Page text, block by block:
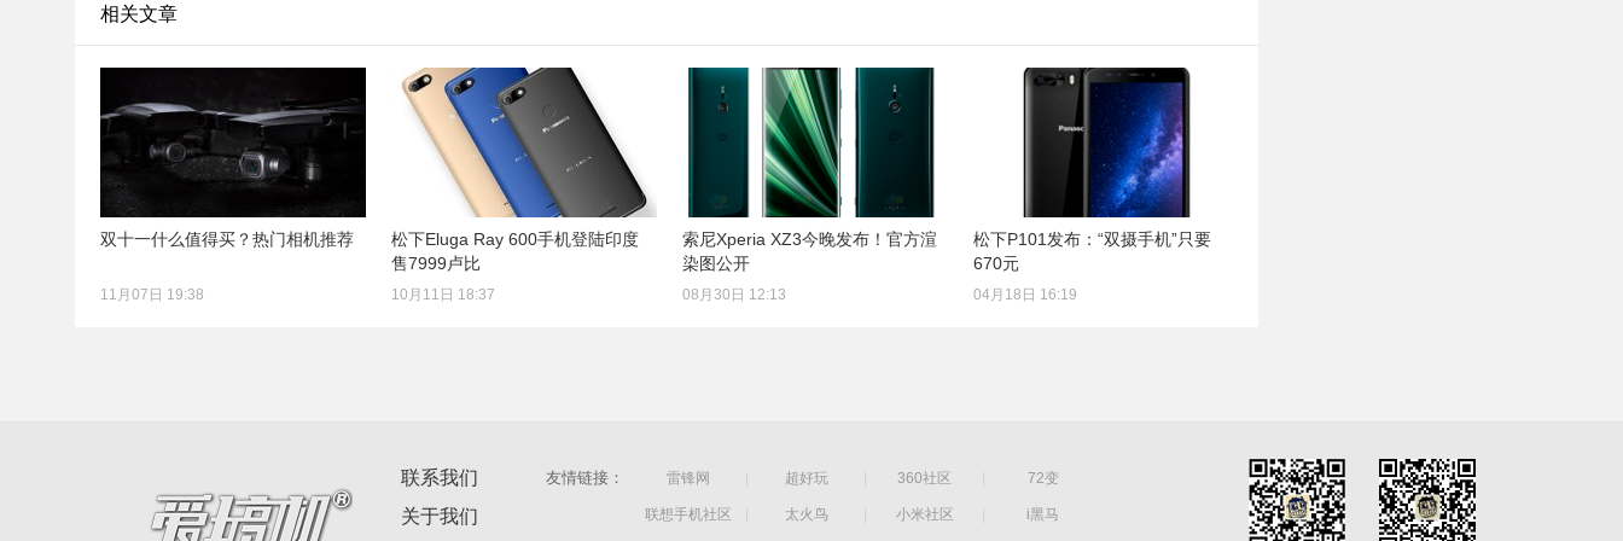
相关文章
双十一什么值得买？热门相机推荐
11月07日 19:38
松下Eluga Ray 600手机登陆印度
售7999卢比
10月11日 18:37
索尼Xperia XZ3今晚发布！官方渲
染图公开
08月30日 12:13
松下P101发布：“双摄手机”只要
670元
04月18日 16:19
联系我们
关于我们
友情链接： 雷锋网 超好玩 360社区 72变
联想手机社区 太火鸟 小米社区 i黑马